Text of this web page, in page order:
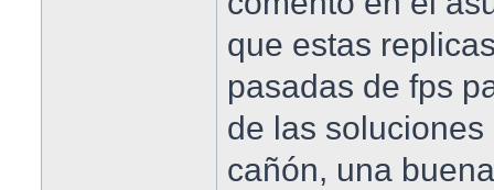
que estas
pasadas de fps
de las
cañón, una